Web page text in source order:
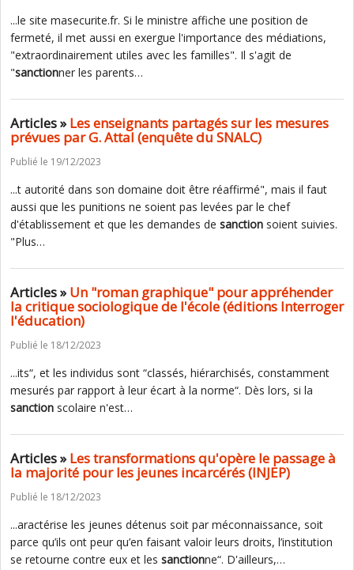
...le site masecurite.fr. Si le ministre affiche une position de
fermeté, il met aussi en exergue l'importance des médiations,
"extraordinairement utiles avec les familles". Il s'agit de
"sanctionner les parents…
Articles »Les enseignants partagés sur les mesures
prévues par G. Attal (enquête du SNALC)
Publié le 19/12/2023
...t autorité dans son domaine doit être réaffirmé", mais il faut
aussi que les punitions ne soient pas levées par le chef
d'établissement et que les demandes de sanction soient suivies.
"Plus…
Articles »Un "roman graphique" pour appréhender
la critique sociologique de l'école (éditions Interroger
l'éducation)
Publié le 18/12/2023
...its“, et les individus sont “classés, hiérarchisés, constamment
mesurés par rapport à leur écart à la norme“. Dès lors, si la
sanction scolaire n'est…
Articles »Les transformations qu'opère le passage à
la majorité pour les jeunes incarcérés (INJEP)
Publié le 18/12/2023
...aractérise les jeunes détenus soit par méconnaissance, soit
parce qu’ils ont peur qu’en faisant valoir leurs droits, l’institution
se retourne contre eux et les sanctionne“. D'ailleurs,…